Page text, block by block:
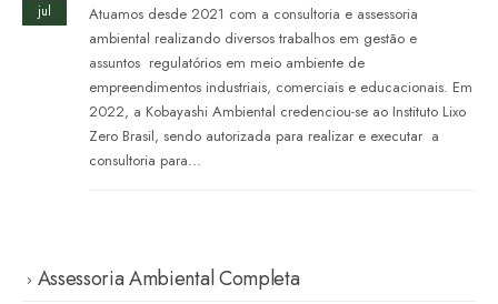
jul
Atuamos desde 2021 com a consultoria e assessoria
ambiental realizando diversos trabalhos em gestão e
assuntos regulatórios em meio ambiente de
empreendimentos industriais, comerciais e educacionais. Em
2022, a Kobayashi Ambiental credenciou-se ao Instituto Lixo
Zero Brasil, sendo autorizada para realizar e executar a
consultoria para...
Assessoria Ambiental Completa